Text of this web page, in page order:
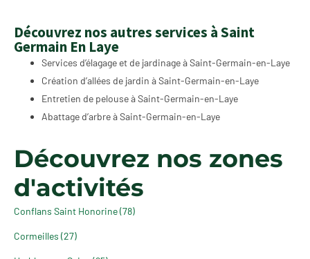
Découvrez nos autres services à Saint
Germain En Laye
Services d’élagage et de jardinage à Saint-Germain-en-Laye
Création d’allées de jardin à Saint-Germain-en-Laye
Entretien de pelouse à Saint-Germain-en-Laye
Abattage d’arbre à Saint-Germain-en-Laye
Découvrez nos zones
d'activités
Conflans Saint Honorine (78)
Cormeilles (27)